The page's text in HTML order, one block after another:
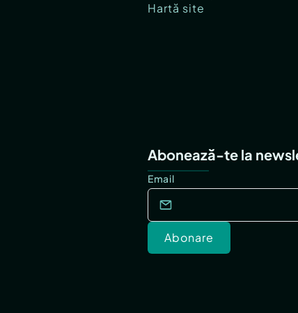
Hartă site
Abonează-te la
Email
Abonare